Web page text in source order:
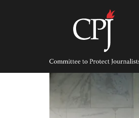
Committee
Protect
Journalists